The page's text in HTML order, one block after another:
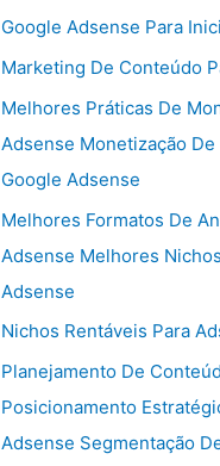
Google Adsense Para
Marketing De Conteúdo
Melhores Práticas De
Adsense Monetização
Google Adsense
Melhores Formatos De
Adsense Melhores
Adsense
Nichos Rentáveis Para
Planejamento De
Posicionamento
Adsense Segmentação